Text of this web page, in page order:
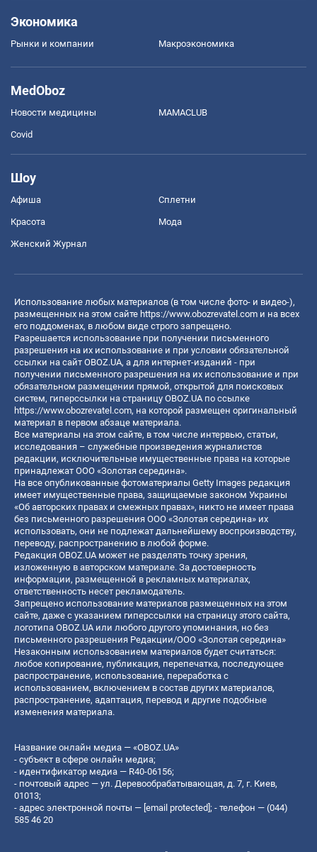
Экономика
Рынки и компании Mакроэкономика
MedOboz
Новости медицины MAMACLUB
Covid
Шоу
Афиша Сплетни
Красота Мода
Женский Журнал
Использование любых материалов (в том числе фото- и видео-),
размещенных на этом сайте https://www.obozrevatel.com и на всех
его поддоменах, в любом виде строго запрещено.
Разрешается использование при получении письменного
разрешения на их использование и при условии обязательной
ссылки на сайт OBOZ.UA, а для интернет-изданий - при
получении письменного разрешения на их использование и при
обязательном размещении прямой, открытой для поисковых
систем, гиперссылки на страницу OBOZ.UA по ссылке
https://www.obozrevatel.com, на которой размещен оригинальный
материал в первом абзаце материала.
Все материалы на этом сайте, в том числе интервью, статьи,
исследования – служебные произведения журналистов
редакции, исключительные имущественные права на которые
принадлежат ООО «Золотая середина».
На все опубликованные фотоматериалы Getty Images редакция
имеет имущественные права, защищаемые законом Украины
«Об авторских правах и смежных правах», никто не имеет права
без письменного разрешения ООО «Золотая середина» их
использовать, они не подлежат дальнейшему воспроизводству,
переводу, распространению в любой форме.
Редакция OBOZ.UA может не разделять точку зрения,
изложенную в авторском материале. За достоверность
информации, размещенной в рекламных материалах,
ответственность несет рекламодатель.
Запрещено использование материалов размещенных на этом
сайте, даже с указанием гиперссылки на страницу этого сайта,
логотипа OBOZ.UA или любого другого упоминания, но без
письменного разрешения Редакции/ООО «Золотая середина»
Незаконным использованием материалов будет считаться:
любое копирование, публикация, перепечатка, последующее
распространение, использование, переработка с
использованием, включением в состав других материалов,
распространение, адаптация, перевод и другие подобные
изменения материала.
Название онлайн медиа — «OBOZ.UA»
- субъект в сфере онлайн медиа;
- идентификатор медиа — R40-06156;
- почтовый адрес — ул. Деревообрабатывающая, д. 7, г. Киев,
01013;
- адрес электронной почты — [email protected]; - телефон — (044)
585 46 20